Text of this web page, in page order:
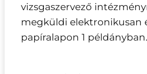
vizsgaszervező
megküldi elektronikusan
papíralapon 1 példányban.